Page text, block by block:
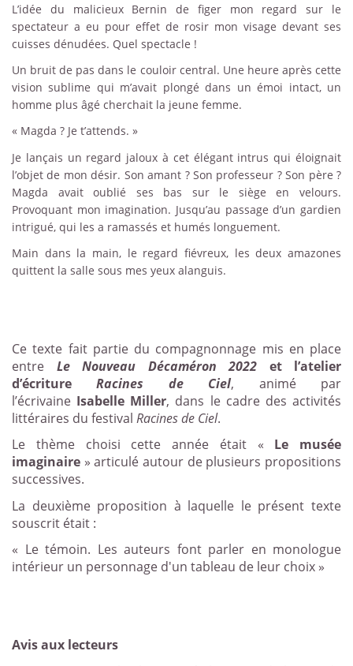
L’idée du malicieux Bernin de figer mon regard sur le
spectateur a eu pour effet de rosir mon visage devant ses
cuisses dénudées. Quel spectacle !
Un bruit de pas dans le couloir central. Une heure après cette
vision sublime qui m’avait plongé dans un émoi intact, un
homme plus âgé cherchait la jeune femme.
« Magda ? Je t’attends. »
Je lançais un regard jaloux à cet élégant intrus qui éloignait
l’objet de mon désir. Son amant ? Son professeur ? Son père ?
Magda avait oublié ses bas sur le siège en velours.
Provoquant mon imagination. Jusqu’au passage d’un gardien
intrigué, qui les a ramassés et humés longuement.
Main dans la main, le regard fiévreux, les deux amazones
quittent la salle sous mes yeux alanguis.
Ce texte fait partie du compagnonnage mis en place
entre
Le Nouveau Décaméron 2022 et l’atelier
d’écritureRacines de Ciel, animé par
l’écrivaine Isabelle Miller, dans le cadre des activités
littéraires du festival Racines de Ciel.
Le thème choisi cette année était « Le musée
imaginaire » articulé autour de plusieurs propositions
successives.
La deuxième proposition à laquelle le présent texte
souscrit était :
« Le témoin. Les auteurs font parler en monologue
intérieur un personnage d'un tableau de leur choix »
Avis aux lecteurs